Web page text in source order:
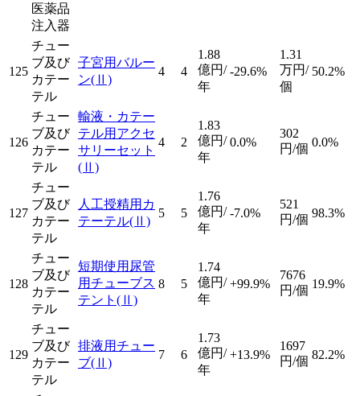
医薬品
注入器
125
チュー
ブ及び
カテー
テル
子宮用バルー
ン(Ⅱ)
4 4
1.88
億円/
年
-29.6%
1.31
万円/
個
50.2%
126
チュー
ブ及び
カテー
テル
輸液・カテー
テル用アクセ
サリーセット
(Ⅱ)
4 2
1.83
億円/
年
0.0%
302
円/個 0.0%
127
チュー
ブ及び
カテー
テル
人工授精用カ
テーテル(Ⅱ)
5 5
1.76
億円/
年
-7.0%
521
円/個 98.3%
128
チュー
ブ及び
カテー
テル
短期使用尿管
用チューブス
テント (Ⅱ)
8 5
1.74
億円/
年
+99.9%
7676
円/個 19.9%
129
チュー
ブ及び
カテー
テル
排液用チュー
ブ(Ⅱ)
7 6
1.73
億円/
年
+13.9%
1697
円/個 82.2%